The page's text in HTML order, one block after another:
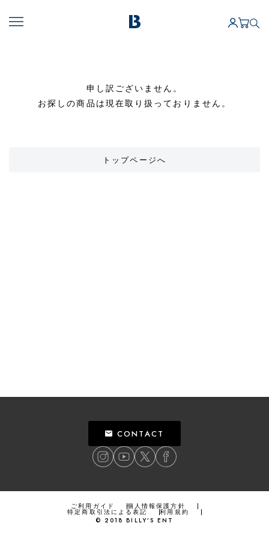
申し訳ございません。
お探しの商品は現在取り扱っておりません。
トップページへ
CONTACT
ご利用ガイド 個人情報保護方針
特定商取引法による表記
利用規約
© 2018 BILLY’S ENT